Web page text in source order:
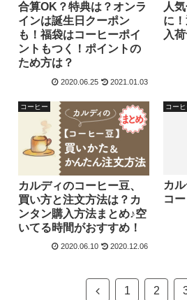
合算OK？特典は？オンラ
インは誕生日クーポン
も！福袋はコーヒーポイ
ントもつく！ポイントの
ため方は？
2020.06.25 2021.01.03
人
に
入
コーヒー
カルディのコーヒー豆、
買い方と注文方法は？カ
ンタン購入方法まとめ♪空
いてる時間がおすすめ！
2020.06.10 2020.12.06
コーヒ
カ
コ
1 2